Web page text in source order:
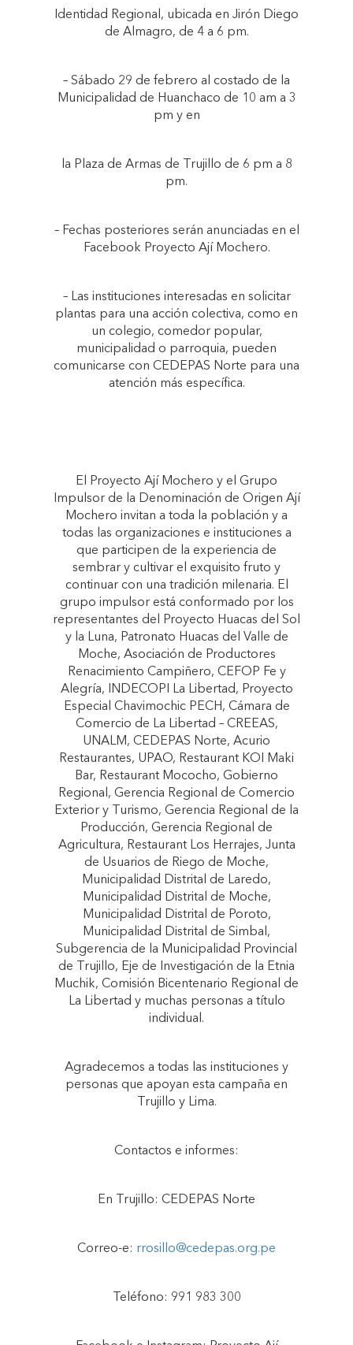
Identidad Regional, ubicada en Jirón Diego
de Almagro, de 4 a 6 pm.
– Sábado 29 de febrero al costado de la
Municipalidad de Huanchaco de 10 am a 3
pm y en
la Plaza de Armas de Trujillo de 6 pm a 8
pm.
– Fechas posteriores serán anunciadas en el
Facebook Proyecto Ají Mochero.
– Las instituciones interesadas en solicitar
plantas para una acción colectiva, como en
un colegio, comedor popular,
municipalidad o parroquia, pueden
comunicarse con CEDEPAS Norte para una
atención más específica.
El Proyecto Ají Mochero y el Grupo
Impulsor de la Denominación de Origen Ají
Mochero invitan a toda la población y a
todas las organizaciones e instituciones a
que participen de la experiencia de
sembrar y cultivar el exquisito fruto y
continuar con una tradición milenaria. El
grupo impulsor está conformado por los
representantes del Proyecto Huacas del Sol
y la Luna, Patronato Huacas del Valle de
Moche, Asociación de Productores
Renacimiento Campiñero, CEFOP Fe y
Alegría, INDECOPI La Libertad, Proyecto
Especial Chavimochic PECH, Cámara de
Comercio de La Libertad – CREEAS,
UNALM, CEDEPAS Norte, Acurio
Restaurantes, UPAO, Restaurant KOI Maki
Bar, Restaurant Mococho, Gobierno
Regional, Gerencia Regional de Comercio
Exterior y Turismo, Gerencia Regional de la
Producción, Gerencia Regional de
Agricultura, Restaurant Los Herrajes, Junta
de Usuarios de Riego de Moche,
Municipalidad Distrital de Laredo,
Municipalidad Distrital de Moche,
Municipalidad Distrital de Poroto,
Municipalidad Distrital de Simbal,
Subgerencia de la Municipalidad Provincial
de Trujillo, Eje de Investigación de la Etnia
Muchik, Comisión Bicentenario Regional de
La Libertad y muchas personas a título
individual.
Agradecemos a todas las instituciones y
personas que apoyan esta campaña en
Trujillo y Lima.
Contactos e informes:
En Trujillo: CEDEPAS Norte
Correo-e: rrosillo@cedepas.org.pe
Teléfono: 991 983 300